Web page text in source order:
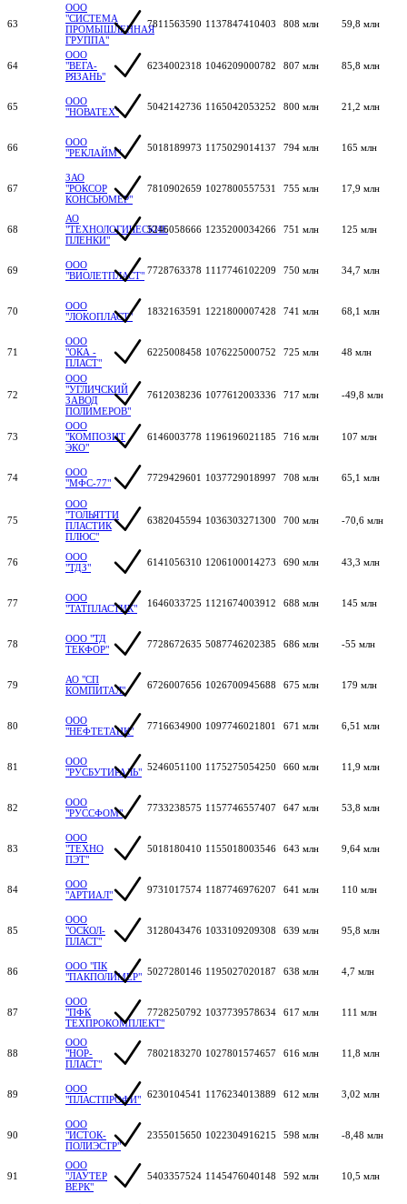
63
ООО
"СИСТЕМА
ПРОМЫШЛЕННАЯ
ГРУППА"
7811563590 1137847410403 808 млн 59,8 млн
64
ООО
"ВЕГА-
РЯЗАНЬ"
6234002318 1046209000782 807 млн 85,8 млн
65
ООО
"НОВАТЕХ"
5042142736 1165042053252 800 млн 21,2 млн
66
ООО
"РЕКЛАЙМ"
5018189973 1175029014137 794 млн 165 млн
67
ЗАО
"РОКСОР
КОНСЬЮМЕР"
7810902659 1027800557531 755 млн 17,9 млн
68
АО
"ТЕХНОЛОГИЧЕСКИЕ
ПЛЕНКИ"
5246058666 1235200034266 751 млн 125 млн
69
ООО
"ВИОЛЕТПЛАСТ" 7728763378 1117746102209 750 млн 34,7 млн
70
ООО
"ЛОКОПЛАСТ"
1832163591 1221800007428 741 млн 68,1 млн
71
ООО
"ОКА -
ПЛАСТ"
6225008458 1076225000752 725 млн 48 млн
72
ООО
"УГЛИЧСКИЙ
ЗАВОД
ПОЛИМЕРОВ"
7612038236 1077612003336 717 млн -49,8 млн
73
ООО
"КОМПОЗИТ
ЭКО"
6146003778 1196196021185 716 млн 107 млн
74
ООО
"МФС-77"
7729429601 1037729018997 708 млн 65,1 млн
75
ООО
"ТОЛЬЯТТИ
ПЛАСТИК
ПЛЮС"
6382045594 1036303271300 700 млн -70,6 млн
76
ООО
"ТДЗ"
6141056310 1206100014273 690 млн 43,3 млн
77
ООО
"ТАТПЛАСТИК"
1646033725 1121674003912 688 млн 145 млн
78
ООО "ТД
ТЕКФОР"
7728672635 5087746202385 686 млн -55 млн
79
АО "СП
КОМПИТАЛ"
6726007656 1026700945688 675 млн 179 млн
80
ООО
"НЕФТЕТАНК"
7716634900 1097746021801 671 млн 6,51 млн
81
ООО
"РУСБУТИРАЛЬ" 5246051100 1175275054250 660 млн 11,9 млн
82
ООО
"РУССФОМ"
7733238575 1157746557407 647 млн 53,8 млн
83
ООО
"ТЕХНО
ПЭТ"
5018180410 1155018003546 643 млн 9,64 млн
84
ООО
"АРТИАЛ"
9731017574 1187746976207 641 млн 110 млн
85
ООО
"ОСКОЛ-
ПЛАСТ"
3128043476 1033109209308 639 млн 95,8 млн
86
ООО "ПК
"ПАКПОЛИМЕР" 5027280146 1195027020187 638 млн 4,7 млн
87
ООО
"ПФК
ТЕХПРОКОМПЛЕКТ"
7728250792 1037739578634 617 млн 111 млн
88
ООО
"НОР-
ПЛАСТ"
7802183270 1027801574657 616 млн 11,8 млн
89
ООО
"ПЛАСТПРОФИ" 6230104541 1176234013889 612 млн 3,02 млн
90
ООО
"ИСТОК-
ПОЛИЭСТР"
2355015650 1022304916215 598 млн -8,48 млн
91
ООО
"ЛАУТЕР
ВЕРК"
5403357524 1145476040148 592 млн 10,5 млн